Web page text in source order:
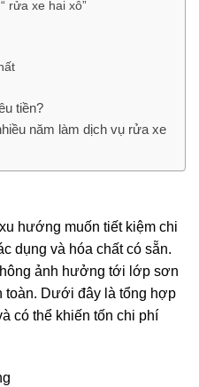
rửa xe hai xô”
tiền?
năm làm dịch vụ rửa xe
hướng muốn tiết kiệm chi
dụng và hóa chất có sẵn.
ảnh hưởng tới lớp sơn
Dưới đây là tổng hợp
có thể khiến tốn chi phí